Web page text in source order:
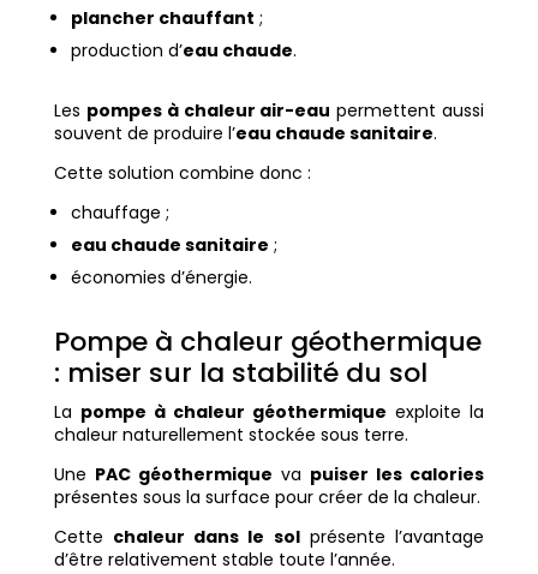
plancher chauffant ;
production d’eau chaude.
Les pompes à chaleur air-eau permettent aussi
souvent de produire l’eau chaude sanitaire.
Cette solution combine donc :
chauffage ;
eau chaude sanitaire ;
économies d’énergie.
Pompe à chaleur géothermique
: miser sur la stabilité du sol
La pompe à chaleur géothermique exploite la
chaleur naturellement stockée sous terre.
Une PAC géothermique va puiser les calories
présentes sous la surface pour créer de la chaleur.
Cette chaleur dans le solprésente l’avantage
d’être relativement stable toute l’année.